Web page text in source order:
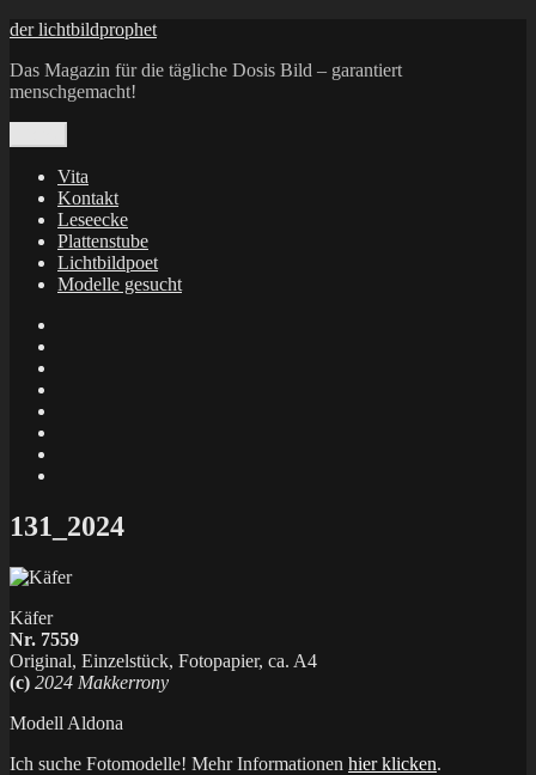
Zum
springen
der lichtbildprophet
Das Magazin für die tägliche Dosis Bild – garantiert
menschgemacht!
Vita
Kontakt
Leseecke
Plattenstube
Lichtbildpoet
Modelle gesucht
X
131_2024
Käfer
Nr. 7559
Original, Einzelstück, Fotopapier, ca. A4
(c) 2024 Makkerrony
Modell Aldona
Ich suche Fotomodelle! Mehr Informationen hier klicken.